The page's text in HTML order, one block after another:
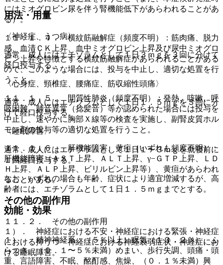
にはミオグロビン尿を伴う腎機能低下があらわれることがあ
る）。
１１．１．４． 横紋筋融解症（頻度不明）：筋肉痛、脱力
感、血清ＣＫ上昇、血中ミオグロビン上昇及び尿中ミオグロ
ビン上昇を特徴とする横紋筋融解症があらわれることがある
ので、このような場合には、投与を中止し、適切な処置を行
うこと。
１１．１．５． 間質性肺炎（頻度不明）：発熱、咳嗽、呼
吸困難、肺音異常（捻髪音）等が認められた場合には投与を
中止し、速やかに胸部Ｘ線等の検査を実施し、副腎皮質ホル
モン剤の投与等の適切な処置を行うこと。
１１．１．６． 肝機能障害、黄疸（いずれも頻度不明）：
肝機能障害（ＡＳＴ上昇、ＡＬＴ上昇、γ−ＧＴＰ上昇、ＬＤ
Ｈ上昇、ＡＬＰ上昇、ビリルビン上昇等）、黄疸があらわれ
ることがある。
その他の副作用
１１．２． その他の副作用
１）． 精神神経系：（５％以上）眠気（１３．２％）、ふ
らつき、（０．１〜５％未満）めまい、歩行失調、頭痛・頭
重、言語障害、不眠、酩酊感、焦燥、（０．１％未満）興
用法・用量
〈神経症、うつ病〉
通常、成人にはエチゾラムとして１日３ｍｇを３回に分けて
経口投与する。
〈心身症、頸椎症、腰痛症、筋収縮性頭痛〉
通常、成人にはエチゾラムとして１日１．５ｍｇを３回に分
けて経口投与する。
〈睡眠障害〉
通常、成人にはエチゾラムとして１日１〜３ｍｇを就寝前に
１回経口投与する。
なお、いずれの場合も年齢、症状により適宜増減するが、高
齢者には、エチゾラムとして１日１．５ｍｇまでとする。
効能・効果
１）． 神経症における不安・神経症における緊張・神経症
における抑うつ・神経症における神経衰弱症状・神経症にお
ける睡眠障害。